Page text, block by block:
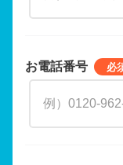
お電話番号